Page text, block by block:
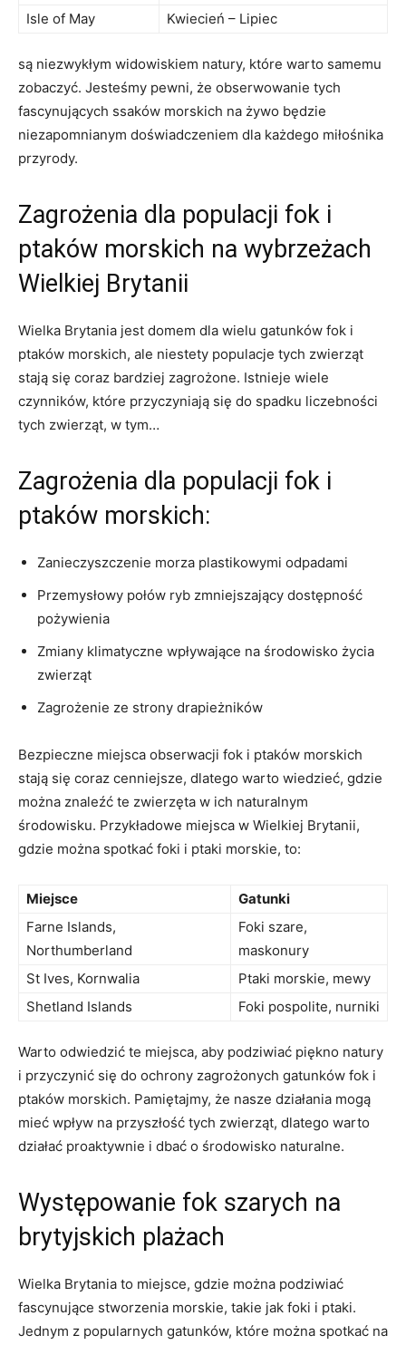
Isle of May
Kwiecień – Lipiec
są‍ niezwykłym widowiskiem natury, które warto ‍samemu
⁣zobaczyć. ⁤Jesteśmy pewni, że obserwowanie tych
fascynujących ssaków morskich⁤ na​ żywo ‍będzie
niezapomnianym doświadczeniem dla każdego miłośnika​
przyrody.
Zagrożenia dla populacji fok i
ptaków morskich na wybrzeżach
Wielkiej Brytanii
Wielka Brytania jest domem​ dla‌ wielu gatunków fok i
ptaków morskich, ale niestety ⁣populacje⁢ tych‌ zwierząt
stają się coraz bardziej zagrożone. Istnieje wiele
‌czynników, które przyczyniają się do spadku ​liczebności
tych zwierząt, w tym…
Zagrożenia dla populacji fok i
ptaków morskich:
Zanieczyszczenie morza ​plastikowymi odpadami
Przemysłowy połów‌ ryb zmniejszający dostępność⁤
pożywienia
Zmiany klimatyczne⁣ wpływające na ‌środowisko⁣ życia
zwierząt
Zagrożenie ze strony drapieżników
Bezpieczne miejsca ​obserwacji fok i ptaków morskich
stają się coraz cenniejsze, dlatego warto wiedzieć, gdzie
można znaleźć te zwierzęta w ich naturalnym
środowisku. Przykładowe miejsca w Wielkiej Brytanii,
gdzie można ‍spotkać foki i ptaki morskie, to:
Miejsce
Gatunki
Farne Islands,
Northumberland
Foki ⁢szare,
maskonury
St Ives, Kornwalia
Ptaki morskie, mewy
Shetland Islands
Foki⁤ pospolite, nurniki
Warto odwiedzić te miejsca, ⁤aby podziwiać⁢ piękno natury
i‍ przyczynić się do ochrony zagrożonych gatunków fok i
ptaków⁢ morskich. ‌Pamiętajmy, że nasze działania mogą
mieć wpływ na przyszłość tych zwierząt, dlatego warto‌
działać proaktywnie i⁣ dbać o środowisko naturalne.
Występowanie fok szarych na
brytyjskich plażach
Wielka Brytania to ⁢miejsce, gdzie można podziwiać‌
fascynujące stworzenia morskie, takie jak foki i ptaki.
Jednym z ⁣popularnych gatunków, które można spotkać na